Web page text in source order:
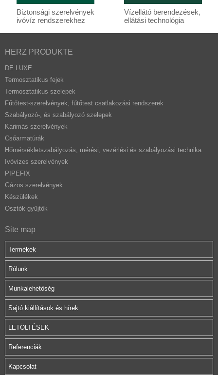
Biztonsági szerelvények
ivóvíz rendszerekhez
Vízellátó berendezések,
ellátási technológia
HERZ PRODUKTE
DE LUXE
Termosztatikus fejek
Termosztatikus szelepek
Fűtőtest-szerelvények, fűtőtest csatlakozási rendszerek
Szabályozó-, és szabályozó szelepek
Karimás szerelvények
Csőarmatúrák
Hőmérsékletszabályozás, mérési, vezérlési és szabályozási technika
Ivóvizes szerelvények
PIPEFIX
Gázos szerelvények
Készülékek
Osztók-gyűjtők
Site map
Termékek
Rólunk
Munkalehetőség
Sajtó kiállítások és hírek
LETÖLTÉSEK
Referenciák
Kapcsolat